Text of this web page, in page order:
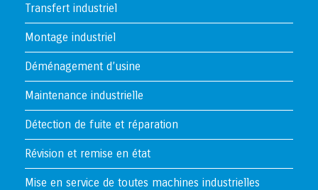
Transfert industriel
Montage industriel
Déménagement d’usine
Maintenance industrielle
Détection de fuite et réparation
Révision et remise en état
Mise en service de toutes machines industrielles